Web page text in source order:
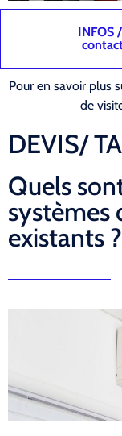
INFOS
Pour en savoir plus
de
DEVIS/
Quels
systèmes
existants ?